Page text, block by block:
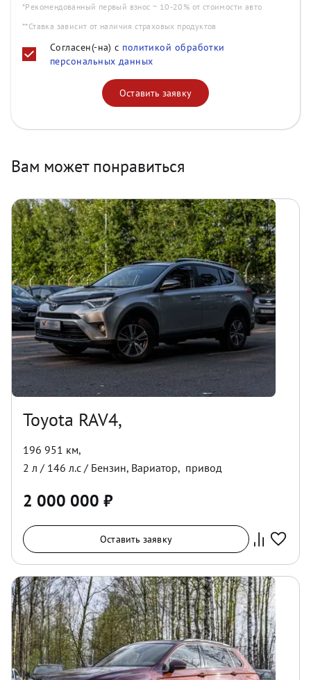
*Рекомендованный первый взнос ~ 10-20% от стоимости авто
**Ставка зависит от наличия страховых продуктов
Согласен(-на) с политикой обработки
персональных данных
Оставить заявку
Вам может понравиться
Toyota RAV4,
196 951 км,
2 л / 146 л.с / Бензин, Вариатор, привод
2 000 000 ₽
Оставить заявку